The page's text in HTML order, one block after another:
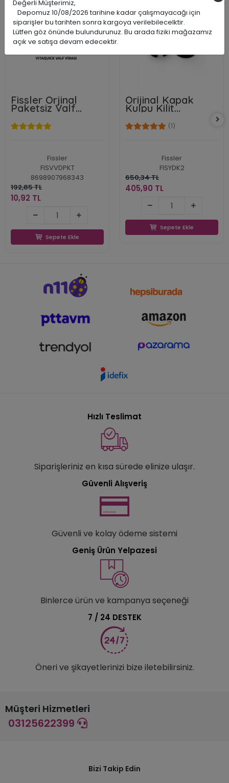
%94
Fissler Orjinal
Paketsiz Valf
Vidası
Fissler
FISVVDPKT
8698907968343
192,85 TL
10,92 TL
Sepete Ekle
%38
Orijinal Kapak
Kulpu Kilit
Mekanizma
Parçaları Paketsiz
(1)
Fissler
FISYDK2
650,34 TL
405,90 TL
Sepete Ekle
Hızlı Teslimat
Siparişleriniz en kısa sürede elinize ulaşır.
Güvenli Alışveriş
Güvenli ve kolay ödeme sistemi
Geniş Ürün Yelpazesi
Binlerce ürün ve kampanya seçeneği
7 / 24 DESTEK
Öneri ve şikayetlerinizi bize iletebilirsiniz.
Müşteri Hizmetleri
03125622399
Bizi Takip Edin
Değerli Müşterimiz,
Depomuz 10/08/2026 tarihine kadar çalışmayacağı için
siparişler bu tarihten sonra kargoya verilebilecelktir.
Lütfen göz önünde bulundurunuz. Bu arada fiziki mağazamız
açık ve satışa devam edecektir.